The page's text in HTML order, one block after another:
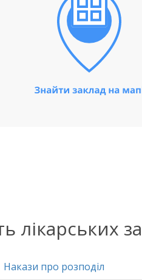
лікарських
Накази про розподіл